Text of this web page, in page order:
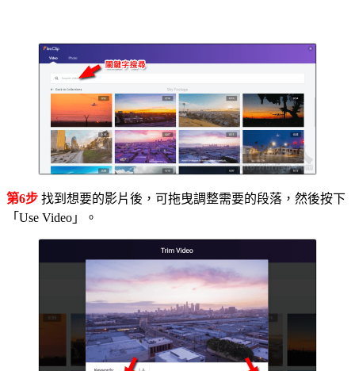
第6步 找到想要的影片後，可拖曳調整需要的段落，然後按下
「Use Video」。